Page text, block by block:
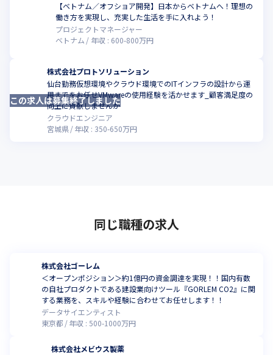
【ベトナム／オフショア開発】日本からベトナムへ！理想の
働き方を実現し、充実した生活を手に入れよう！
プロジェクトマネージャー
ベトナム
年収 : 600-800万円
株式会社プロトソリューション
仙台勤務仮想環境やクラウド環境でのITインフラの設計から運
用までをお任せVMwareの使用経験を活かせます_顧客満足度の
向上に貢献しませんか
クラウドエンジニア
宮城県
年収 : 350-650万円
この求人は募集終了しました
同じ職種の求人
株式会社ゴーレム
＜オープンポジション＞約1億円の資金調達を実現！！国内有数
の自社プロダクトである建設業向けツール『GORLEM CO2』に関
する業務を、スキルや経験に合わせてお任せします！！
データサイエンティスト
東京都
年収 :500-1000万円
株式会社メビウス製薬